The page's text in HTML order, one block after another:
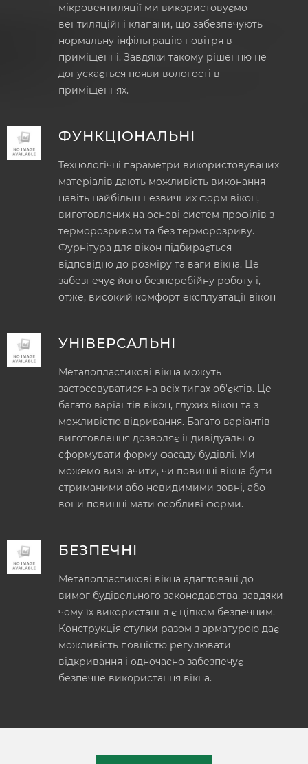
мікровентиляції ми використовуємо
вентиляційні клапани, що забезпечують
нормальну інфільтрацію повітря в
приміщенні. Завдяки такому рішенню не
допускається появи вологості в
приміщеннях.
ФУНКЦІОНАЛЬНІ
Технологічні параметри використовуваних
матеріалів дають можливість виконання
навіть найбільш незвичних форм вікон,
виготовлених на основі систем профілів з
терморозривом та без терморозриву.
Фурнітура для вікон підбирається
відповідно до розміру та ваги вікна. Це
забезпечує його безперебійну роботу і,
отже, високий комфорт експлуатації вікон
УНІВЕРСАЛЬНІ
Металопластикові вікна можуть
застосовуватися на всіх типах об'єктів. Це
багато варіантів вікон, глухих вікон та з
можливістю відривання. Багато варіантів
виготовлення дозволяє індивідуально
сформувати форму фасаду будівлі. Ми
можемо визначити, чи повинні вікна бути
стриманими або невидимими зовні, або
вони повинні мати особливі форми.
БЕЗПЕЧНІ
Металопластикові вікна адаптовані до
вимог будівельного законодавства, завдяки
чому їх використання є цілком безпечним.
Конструкція стулки разом з арматурою дає
можливість повністю регулювати
відкривання і одночасно забезпечує
безпечне використання вікна.